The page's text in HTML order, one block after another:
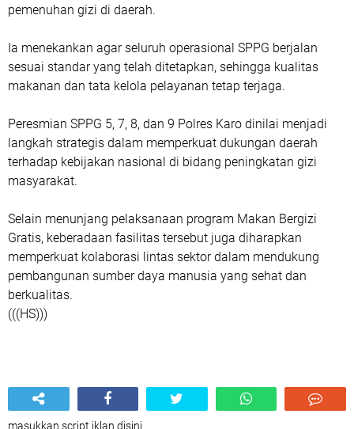
pemenuhan gizi di daerah.
Ia menekankan agar seluruh operasional SPPG berjalan
sesuai standar yang telah ditetapkan, sehingga kualitas
makanan dan tata kelola pelayanan tetap terjaga.
Peresmian SPPG 5, 7, 8, dan 9 Polres Karo dinilai menjadi
langkah strategis dalam memperkuat dukungan daerah
terhadap kebijakan nasional di bidang peningkatan gizi
masyarakat.
Selain menunjang pelaksanaan program Makan Bergizi
Gratis, keberadaan fasilitas tersebut juga diharapkan
memperkuat kolaborasi lintas sektor dalam mendukung
pembangunan sumber daya manusia yang sehat dan
berkualitas.
(((HS)))
masukkan script iklan disini